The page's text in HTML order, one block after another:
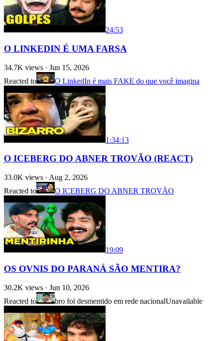
24:53
O LINKEDIN É UMA FARSA
34.7K views · Jun 15, 2026
Reacted to
O LinkedIn é mais FAKE do que você imagina
1:34:13
O ICEBERG DO ABNER TROVÃO (REACT)
33.0K views · Aug 2, 2026
Reacted to
O ICEBERG DO ABNER TROVÃO
19:09
OS OVNIS DO PARANÁ SÃO MENTIRA?
30.2K views · Jun 10, 2026
Reacted to
bro foi desmentido em rede nacionalUnavailable